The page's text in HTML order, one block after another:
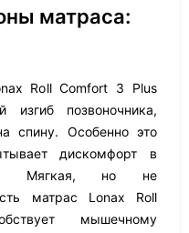
матраса:
Roll Comfort 3 Plus
изгиб позвоночника,
спину. Особенно это
дискомфорт в
Мягкая, но не
матрас Lonax Roll
мышечному